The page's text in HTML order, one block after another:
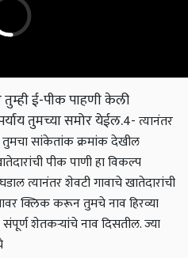
ई-पीक पाहणी केली
तुमच्या समोर येईल.4- त्यानंतर
तुमचा सांकेतांक क्रमांक देखील
पीक पाणी हा विकल्प
त्यानंतर शेवटी गावाचे खातेदारांची
क्लिक करून तुमचे नाव हिरव्या
शेतकऱ्यांचे नाव दिसतील. ज्या